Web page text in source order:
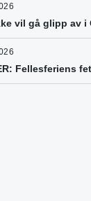
vil gå glipp av i
Fellesferiens